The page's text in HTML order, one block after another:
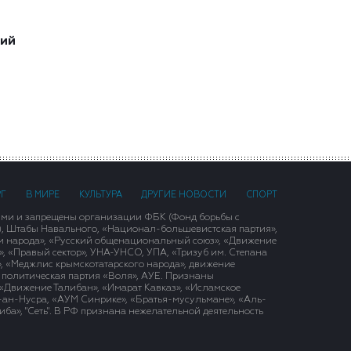
В МИРЕ КУЛЬТУРА ДРУГИЕ НОВОСТИ СПОРТ
и запрещены организации ФБК (Фонд борьбы с
Штабы Навального, «Национал-большевистская партия»,
народа», «Русский общенациональный союз», «Движение
«Правый сектор», УНА-УНСО, УПА, «Тризуб им. Степана
крымскотатарского народа», движение
политическая партия «Воля», АУЕ. Признаны
Талибан», «Имарат Кавказ», «Исламское
ан-Нусра, «АУМ Синрике», «Братья-мусульмане», «Аль-
"Сеть". В РФ признана нежелательной деятельность